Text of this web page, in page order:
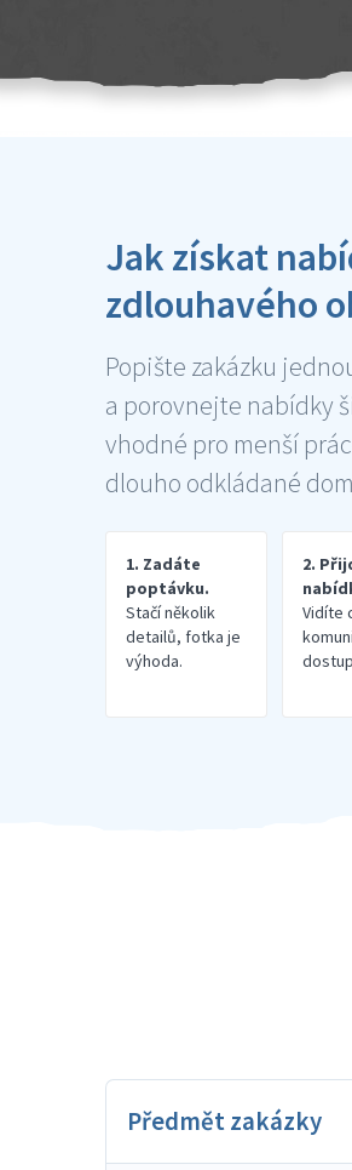
Jak získat
zdlouhavého
Popište zakázku
a porovnejte nabídky
vhodné pro menší
dlouho odkládané
1. Zadáte
poptávku.
Stačí několik
detailů, fotka je
výhoda.
2.
Vidíte
Předmět zakázky